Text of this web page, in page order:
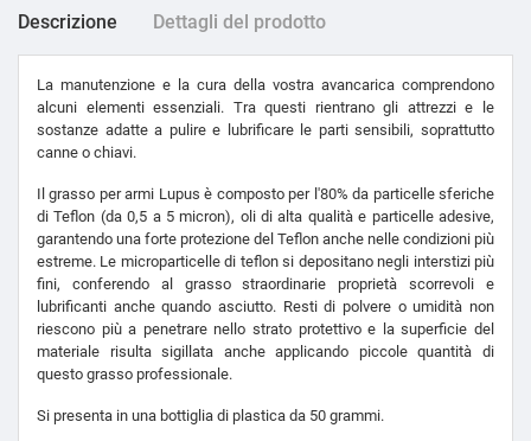
Descrizione Dettagli del prodotto
La manutenzione e la cura della vostra avancarica comprendono
alcuni elementi essenziali. Tra questi rientrano gli attrezzi e le
sostanze adatte a pulire e lubrificare le parti sensibili, soprattutto
canne o chiavi.
Il grasso per armi Lupus è composto per l'80% da particelle sferiche
di Teflon (da 0,5 a 5 micron), oli di alta qualità e particelle adesive,
garantendo una forte protezione del Teflon anche nelle condizioni più
estreme. Le microparticelle di teflon si depositano negli interstizi più
fini, conferendo al grasso straordinarie proprietà scorrevoli e
lubrificanti anche quando asciutto. Resti di polvere o umidità non
riescono più a penetrare nello strato protettivo e la superficie del
materiale risulta sigillata anche applicando piccole quantità di
questo grasso professionale.
Si presenta in una bottiglia di plastica da 50 grammi.